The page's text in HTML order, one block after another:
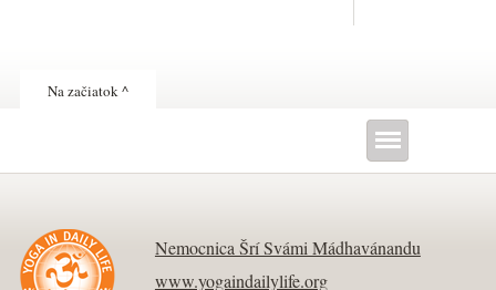
Na začiatok ^
Nemocnica Šrí Svámi Mádhavánandu
www.yogaindailylife.org